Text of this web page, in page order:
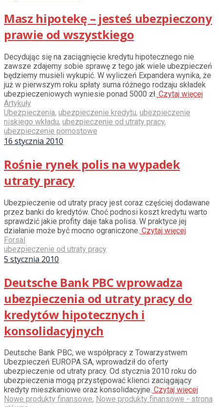
Masz hipotekę – jesteś ubezpieczony
prawie od wszystkiego
Decydując się na zaciągnięcie kredytu hipotecznego nie
zawsze zdajemy sobie sprawę z tego jak wiele ubezpieczeń
będziemy musieli wykupić. W wyliczeń Expandera wynika, że
już w pierwszym roku spłaty suma różnego rodzaju składek
ubezpieczeniowych wyniesie ponad 5000 zł. Czytaj więcej
Artykuły
Ubezpieczenia, ubezpieczenie kredytu, ubezpieczenie
niskiego wkładu, ubezpieczenie od utraty pracy,
ubezpieczenie pomostowe
16 stycznia 2010
Rośnie rynek polis na wypadek
utraty pracy
Ubezpieczenie od utraty pracy jest coraz częściej dodawane
przez banki do kredytów. Choć podnosi koszt kredytu warto
sprawdzić jakie profity daje taka polisa. W praktyce jej
działanie może być mocno ograniczone. Czytaj więcej
Forsal
ubezpieczenie od utraty pracy
5 stycznia 2010
Deutsche Bank PBC wprowadza
ubezpieczenia od utraty pracy do
kredytów hipotecznych i
konsolidacyjnych
Deutsche Bank PBC, we współpracy z Towarzystwem
Ubezpieczeń EUROPA SA, wprowadził do oferty
ubezpieczenie od utraty pracy. Od stycznia 2010 roku do
ubezpieczenia mogą przystępować klienci zaciągający
kredyty mieszkaniowe oraz konsolidacyjne. Czytaj więcej
Nowe produkty finansowe, Nowe produkty finansowe - strona